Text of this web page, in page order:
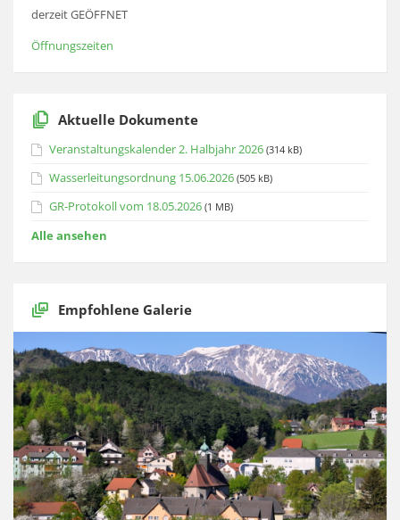
derzeit GEÖFFNET
Öffnungszeiten
Aktuelle Dokumente
Veranstaltungskalender 2. Halbjahr 2026 (314 kB)
Wasserleitungsordnung 15.06.2026 (505 kB)
GR-Protokoll vom 18.05.2026 (1 MB)
Alle ansehen
Empfohlene Galerie